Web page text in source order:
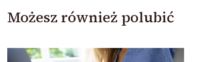
Możesz również polubić